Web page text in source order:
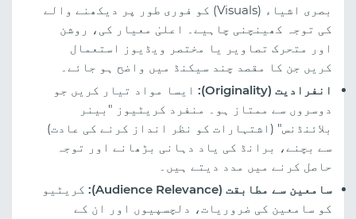
بصری اشیاء (Visuals) کو فوری طور پر دیکھنے والے
کی توجہ کھینچنی چاہیے۔ اعلیٰ معیار کی، روشن
اور متحرک تصاویر یا مختصر ویڈیوز استعمال
کریں جن کا مقصد چند سیکنڈ میں واضح ہو جائے۔
انفرادیت (Originality):
ایسا مواد تیار کریں جو
دوسروں سے ممتاز ہو۔ منفرد کریٹیوز "بینر
بلائنڈنس" (اشتہارات کو نظر انداز کرنے کی عادت)
سے بچنے، برانڈ کی یاد دہانی بڑھانے اور توجہ
حاصل کرنے میں مدد دیتے ہیں۔
سامعین سے مطابقت (Audience Relevance):
کریٹیو
کو سامعین کی ضروریات، دلچسپیوں اور ان کے